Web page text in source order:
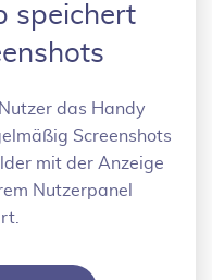
speichert
das Handy
Screenshots
mit der Anzeige
Nutzerpanel